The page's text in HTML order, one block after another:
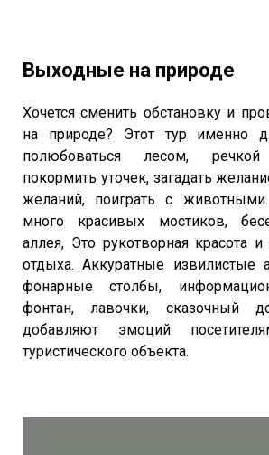
Выходные на природе
Хочется сменить обстановку и
на природе? Этот тур именно
полюбоваться лесом,
покормить уточек, загадать
желаний, поиграть с
много красивых мостиков,
аллея, Это рукотворная красота
отдыха. Аккуратные извилистые
фонарные столбы,
фонтан, лавочки, сказочный
добавляют эмоций
туристического объекта.